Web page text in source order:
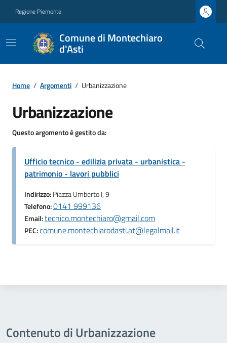
Regione Piemonte
Comune di Montechiaro
d'Asti
Home / Argomenti / Urbanizzazione
Urbanizzazione
Questo argomento è gestito da:
Ufficio tecnico - edilizia privata - urbanistica -
patrimonio - lavori pubblici
Indirizzo:Piazza Umberto I, 9
Telefono:0141 999136
Email:tecnico.montechiaro@gmail.com
PEC:comune.montechiarodasti.at@legalmail.it
Contenuto di Urbanizzazione